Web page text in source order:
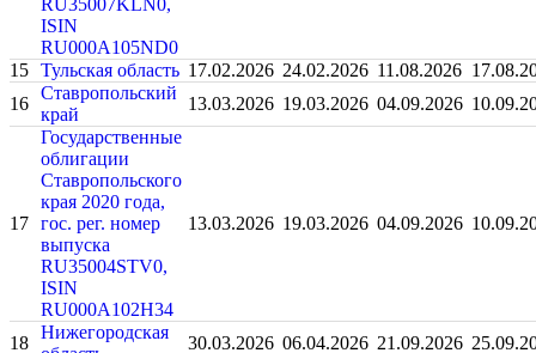
RU35007KLN0,
ISIN
RU000A105ND0
15 Тульская область 17.02.2026 24.02.2026 11.08.2026
16
Ставропольский
край
13.03.2026 19.03.2026 04.09.2026
17
Государственные
облигации
Ставропольского
края 2020 года,
гос. рег. номер
выпуска
RU35004STV0,
ISIN
RU000A102H34
13.03.2026 19.03.2026 04.09.2026
18
Нижегородская
30.03.2026 06.04.2026 21.09.2026